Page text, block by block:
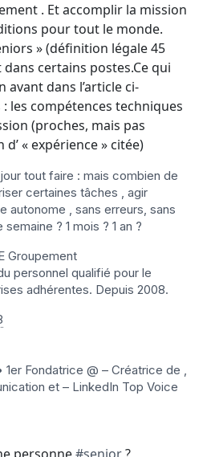
. Et accomplir la mission
pour tout le monde.
» (définition légale 45
certains postes.Ce qui
avant dans l’article ci-
les compétences techniques
(proches, mais pas
« expérience » citée)
tout faire : mais combien de
certaines tâches , agir
autonome , sans erreurs, sans
? 1 mois ? 1 an ?
Groupement
personnel qualifié pour le
adhérentes. Depuis 2008.
1er(@) • • 1er
Fondatrice @ – Créatrice de ,
et – LinkedIn Top Voice